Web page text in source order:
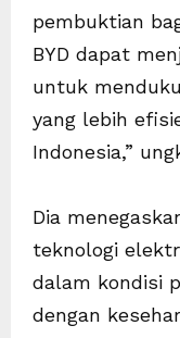
pembuktian
BYD dapat
untuk
yang lebih
Indonesia,”
Dia
teknologi
dalam kondisi
dengan